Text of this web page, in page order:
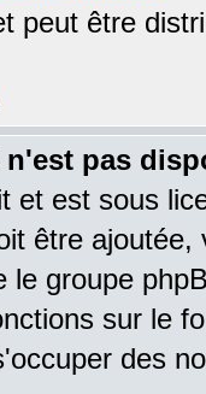
peut être
pas
et est sous
être
le groupe
sur le
des